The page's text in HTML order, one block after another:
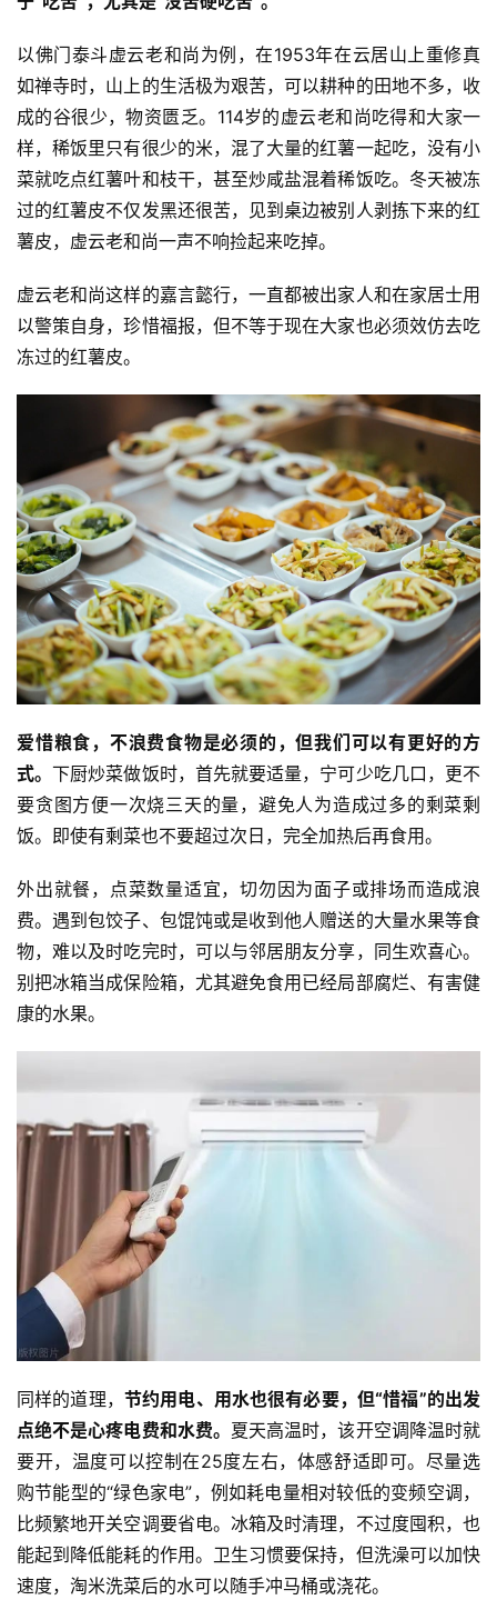
资
讯
八
音
高
僧
访
乐
菩
提
专
题
公
益
以佛门泰斗虚云老和尚为例，在1953年在云居山上重修真
如禅寺时，山上的生活极为艰苦，可以耕种的田地不多，收
成的谷很少，物资匮乏。114岁的虚云老和尚吃得和大家一
样，稀饭里只有很少的米，混了大量的红薯一起吃，没有小
菜就吃点红薯叶和枝干，甚至炒咸盐混着稀饭吃。冬天被冻
过的红薯皮不仅发黑还很苦，见到桌边被别人剥拣下来的红
薯皮，虚云老和尚一声不响捡起来吃掉。
虚云老和尚这样的嘉言懿行，一直都被出家人和在家居士用
以警策自身，珍惜福报，但不等于现在大家也必须效仿去吃
冻过的红薯皮。
爱惜粮食，不浪费食物是必须的，但我们可以有更好的方
式。下厨炒菜做饭时，首先就要适量，宁可少吃几口，更不
要贪图方便一次烧三天的量，避免人为造成过多的剩菜剩
饭。即使有剩菜也不要超过次日，完全加热后再食用。
外出就餐，点菜数量适宜，切勿因为面子或排场而造成浪
费。遇到包饺子、包馄饨或是收到他人赠送的大量水果等食
物，难以及时吃完时，可以与邻居朋友分享，同生欢喜心。
别把冰箱当成保险箱，尤其避免食用已经局部腐烂、有害健
康的水果。
同样的道理， 节约用电、用水也很有必要，但“惜福”的出发
点绝不是心疼电费和水费。 夏天高温时，该开空调降温时就
要开，温度可以控制在25度左右，体感舒适即可。尽量选
购节能型的“绿色家电”，例如耗电量相对较低的变频空调，
比频繁地开关空调要省电。冰箱及时清理，不过度囤积，也
能起到降低能耗的作用。卫生习惯要保持，但洗澡可以加快
速度，淘米洗菜后的水可以随手冲马桶或浇花。